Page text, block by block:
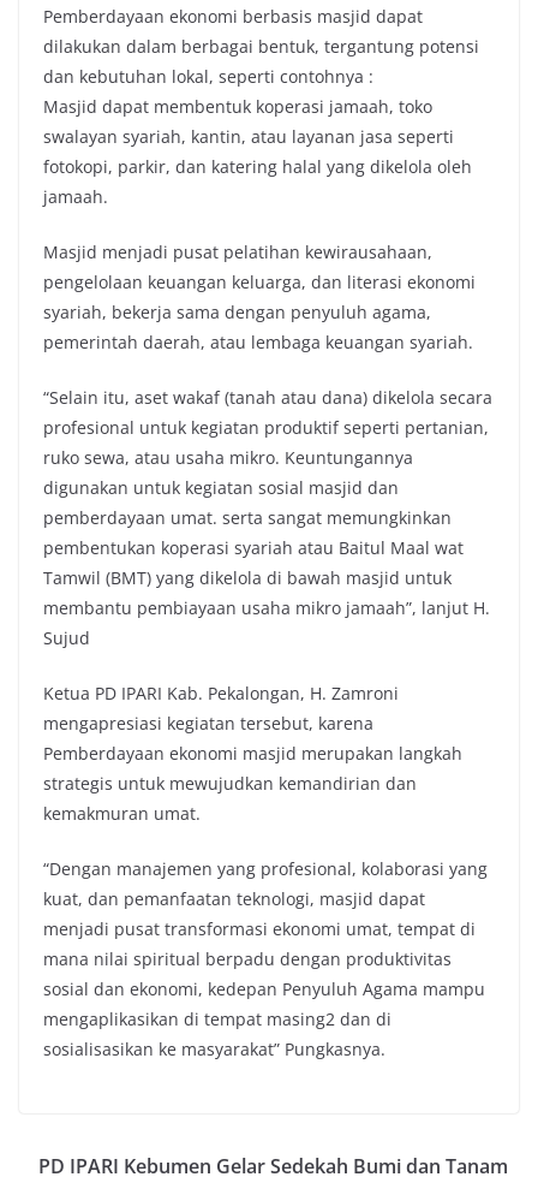
Pemberdayaan ekonomi berbasis masjid dapat
dilakukan dalam berbagai bentuk, tergantung potensi
dan kebutuhan lokal, seperti contohnya :
Masjid dapat membentuk koperasi jamaah, toko
swalayan syariah, kantin, atau layanan jasa seperti
fotokopi, parkir, dan katering halal yang dikelola oleh
jamaah.
Masjid menjadi pusat pelatihan kewirausahaan,
pengelolaan keuangan keluarga, dan literasi ekonomi
syariah, bekerja sama dengan penyuluh agama,
pemerintah daerah, atau lembaga keuangan syariah.
“Selain itu, aset wakaf (tanah atau dana) dikelola secara
profesional untuk kegiatan produktif seperti pertanian,
ruko sewa, atau usaha mikro. Keuntungannya
digunakan untuk kegiatan sosial masjid dan
pemberdayaan umat. serta sangat memungkinkan
pembentukan koperasi syariah atau Baitul Maal wat
Tamwil (BMT) yang dikelola di bawah masjid untuk
membantu pembiayaan usaha mikro jamaah”, lanjut H.
Sujud
Ketua PD IPARI Kab. Pekalongan, H. Zamroni
mengapresiasi kegiatan tersebut, karena
Pemberdayaan ekonomi masjid merupakan langkah
strategis untuk mewujudkan kemandirian dan
kemakmuran umat.
“Dengan manajemen yang profesional, kolaborasi yang
kuat, dan pemanfaatan teknologi, masjid dapat
menjadi pusat transformasi ekonomi umat, tempat di
mana nilai spiritual berpadu dengan produktivitas
sosial dan ekonomi, kedepan Penyuluh Agama mampu
mengaplikasikan di tempat masing2 dan di
sosialisasikan ke masyarakat” Pungkasnya.
PD IPARI Kebumen Gelar Sedekah Bumi dan Tanam